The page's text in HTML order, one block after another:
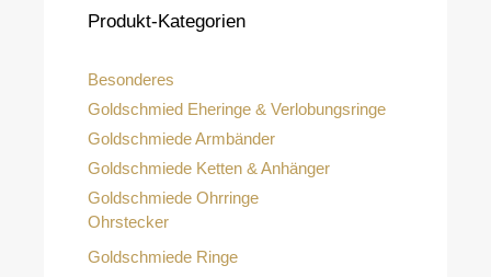
Produkt-Kategorien
Besonderes
Goldschmied Eheringe & Verlobungsringe
Goldschmiede Armbänder
Goldschmiede Ketten & Anhänger
Goldschmiede Ohrringe
Ohrstecker
Goldschmiede Ringe